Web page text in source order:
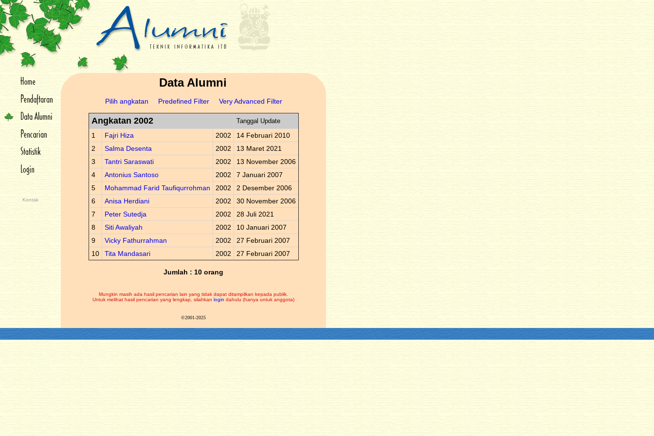
Kontak
Data Alumni
Pilih angkatan Predefined Filter Very Advanced Filter
Angkatan 2002 Tanggal Update
1 Fajri Hiza 2002
14 Februari 2010
2
Salma Desenta 2002
13 Maret 2021
3
Tantri Saraswati 2002
13 November 2006
4
Antonius Santoso 2002
7 Januari 2007
5
Mohammad Farid Taufiqurrohman 2002
2 Desember 2006
6
Anisa Herdiani 2002
30 November 2006
7
Peter Sutedja 2002
28 Juli 2021
8
Siti Awaliyah 2002
10 Januari 2007
9
Vicky Fathurrahman 2002
27 Februari 2007
10
Tita Mandasari 2002 27 Februari 2007
Jumlah : 10 orang
Mungkin masih ada hasil pencarian lain yang tidak dapat ditampilkan kepada publik.
Untuk melihat hasil pencarian yang lengkap, silahkan login dahulu (hanya untuk anggota)
©2001-2025